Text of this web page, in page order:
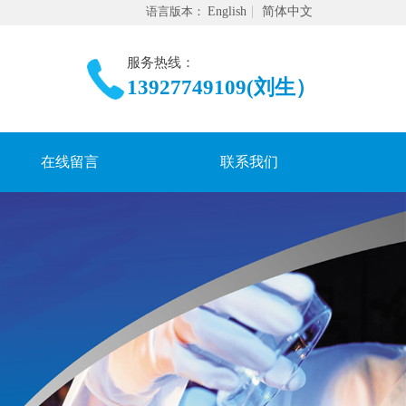
English 简体中文
语言版本：
服务热线：
13927749109(刘生）
在线留言 联系我们